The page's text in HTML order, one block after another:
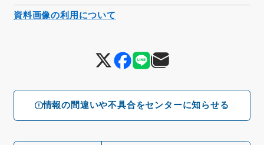
情報の間違いや不具合をセンターに知らせる
資料画像の利用について